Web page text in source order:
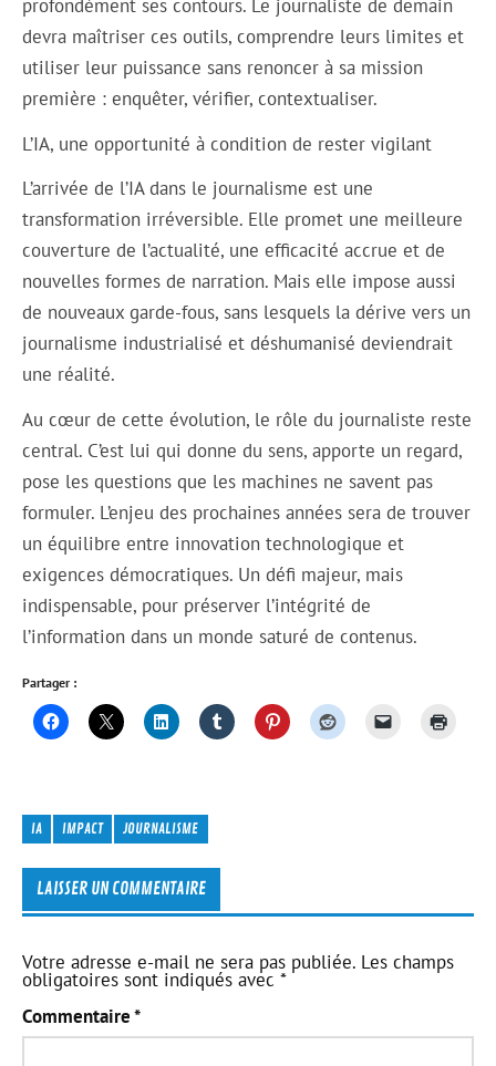
profondément ses contours. Le journaliste de demain
devra maîtriser ces outils, comprendre leurs limites et
utiliser leur puissance sans renoncer à sa mission
première : enquêter, vérifier, contextualiser.
L’IA, une opportunité à condition de rester vigilant
L’arrivée de l’IA dans le journalisme est une
transformation irréversible. Elle promet une meilleure
couverture de l’actualité, une efficacité accrue et de
nouvelles formes de narration. Mais elle impose aussi
de nouveaux garde-fous, sans lesquels la dérive vers un
journalisme industrialisé et déshumanisé deviendrait
une réalité.
Au cœur de cette évolution, le rôle du journaliste reste
central. C’est lui qui donne du sens, apporte un regard,
pose les questions que les machines ne savent pas
formuler. L’enjeu des prochaines années sera de trouver
un équilibre entre innovation technologique et
exigences démocratiques. Un défi majeur, mais
indispensable, pour préserver l’intégrité de
l’information dans un monde saturé de contenus.
Partager :
IA IMPACT JOURNALISME
LAISSER UN COMMENTAIRE
Votre adresse e-mail ne sera pas publiée. Les champs
obligatoires sont indiqués avec*
Commentaire*